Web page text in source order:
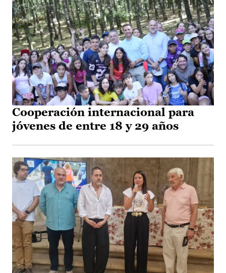
Cooperación internacional para
jóvenes de entre 18 y 29 años